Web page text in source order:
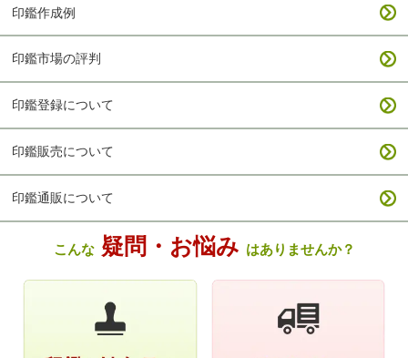
印鑑作成例
印鑑市場の評判
印鑑登録について
印鑑販売について
印鑑通販について
こんな疑問・お悩み はありませんか？